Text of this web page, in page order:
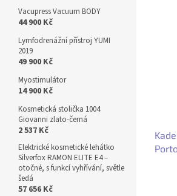
Vacupress Vacuum BODY
44 900 Kč
Lymfodrenážní přístroj YUMI
2019
49 900 Kč
Myostimulátor
14 900 Kč
Kosmetická stolička 1004
Giovanni zlato-černá
2 537 Kč
Elektrické kosmetické lehátko
Silverfox RAMON ELITE E4 –
otočné, s funkcí vyhřívání, světle
šedá
57 656 Kč